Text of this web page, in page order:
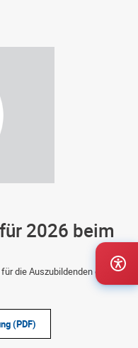
2026 beim
die Auszubildenden des
(PDF)